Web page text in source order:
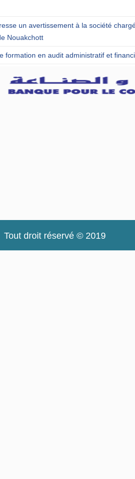
un avertissement à la société
Nouakchott
formation en audit administratif et
Tout droit réservé © 2019